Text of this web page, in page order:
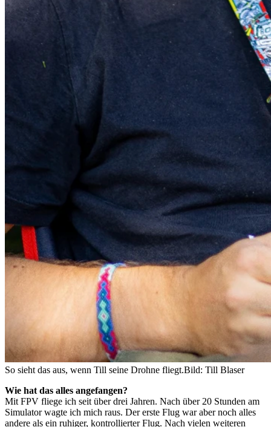
So sieht das aus, wenn Till seine Drohne fliegt.Bild: Till Blaser
Wie hat das alles angefangen?
Mit FPV fliege ich seit über drei Jahren. Nach über 20 Stunden am
Simulator wagte ich mich raus. Der erste Flug war aber noch alles
andere als ein ruhiger, kontrollierter Flug. Nach vielen weiteren